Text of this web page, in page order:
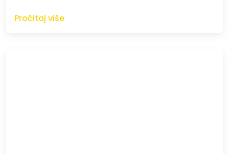
Pročitaj više